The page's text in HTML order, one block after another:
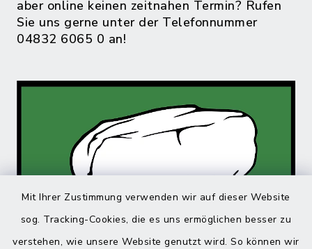
Mit Ihrer Zustimmung verwenden wir auf dieser Website
sog. Tracking-Cookies, die es uns ermöglichen besser zu
verstehen, wie unsere Website genutzt wird. So können wir
aber online keinen zeitnahen Termin? Rufen
Sie uns gerne unter der Telefonnummer
04832 6065 0 an!